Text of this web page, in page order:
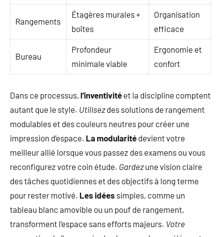
Rangements
Étagères murales +
boîtes
Organisation
efficace
Bureau
Profondeur
minimale viable
Ergonomie et
confort
Dans ce processus, l’inventivité et la discipline comptent
autant que le style. Utilisezdes solutions de rangement
modulables et des couleurs neutres pour créer une
impression d’espace. La modularité devient votre
meilleur allié lorsque vous passez des examens ou vous
reconfigurez votre coin étude. Gardezune vision claire
des tâches quotidiennes et des objectifs à long terme
pour rester motivé. Les idées simples, comme un
tableau blanc amovible ou un pouf de rangement,
transforment l’espace sans efforts majeurs. Votre